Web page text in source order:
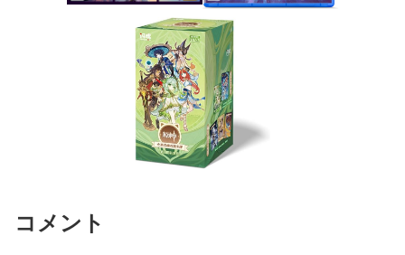
コメント